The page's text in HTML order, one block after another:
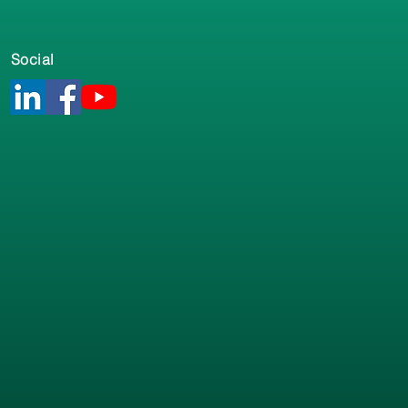
Social